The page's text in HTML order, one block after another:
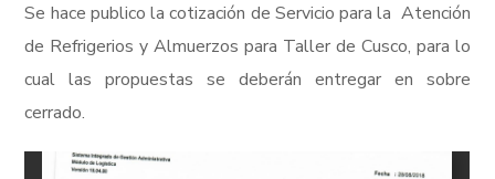
Se hace publico la cotización de Servicio para la Atención
de Refrigerios y Almuerzos para Taller de Cusco, para lo
cual las propuestas se deberán entregar en sobre
cerrado.